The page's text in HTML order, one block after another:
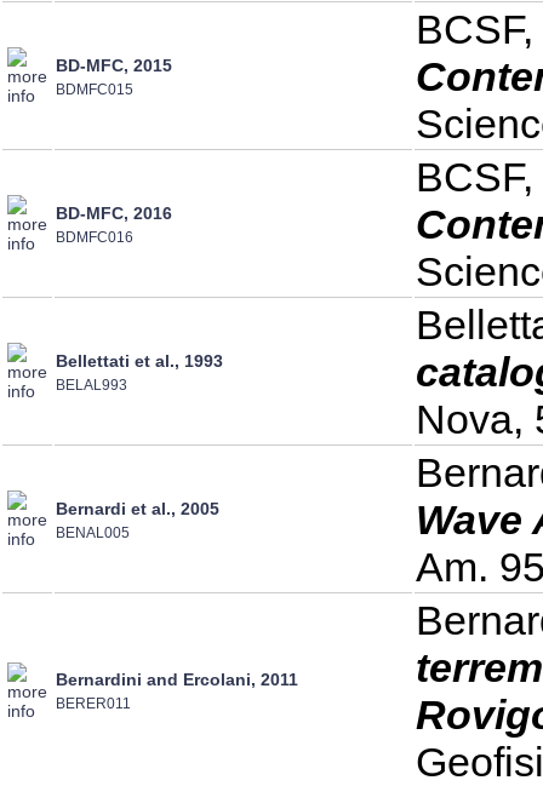
BD-MFC, 2015
BDMFC015
BD-MFC, 2016
BDMFC016
Bellettati et al., 1993
BELAL993
Nova,
Bernardi et al., 2005
BENAL005
Wave
Am.
Bernardini and Ercolani, 2011
BERER011